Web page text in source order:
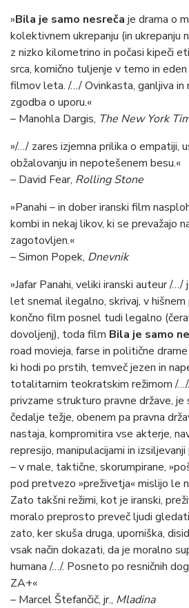
»Bila je samo nesreča je drama o
kolektivnem ukrepanju (in ukrepanju
z nizko kilometrino in počasi kipeči
srca, komično tuljenje v temo in
filmov leta. /…/ Ovinkasta, ganljiva in
zgodba o uporu.«
– Manohla Dargis, The New York
»/…/ zares izjemna prilika o empatiji,
obžalovanju in nepotešenem besu.«
– David Fear, Rolling Stone
»Panahi – in dober iranski film
kombi in nekaj likov, ki se prevažajo
zagotovljen.«
– Simon Popek, Dnevnik
»Jafar Panahi, veliki iranski auteur /
let snemal ilegalno, skrivaj, v hišnem
končno film posnel tudi legalno
dovoljenj), toda film Bila je samo
road movieja, farse in politične
ki hodi po prstih, temveč jezen in
totalitarnim teokratskim režimom /…/
privzame strukturo pravne države,
čedalje težje, obenem pa pravna
nastaja, kompromitira vse akterje,
represijo, manipulacijami in
– v male, taktične, skorumpirane,
pod pretvezo »preživetja« mislijo le
Zato takšni režimi, kot je iranski,
moralo preprosto preveč ljudi
zato, ker skuša druga, uporniška,
vsak način dokazati, da je moralno
humana /…/. Posneto po resničnih
ZA+«
– Marcel Štefančič, jr., Mladina